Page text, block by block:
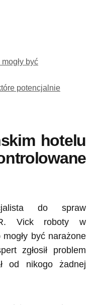
być
potencjalnie
hotelu
do spraw
R. Vick roboty w
być narażone
zgłosił problem
od nikogo żadnej